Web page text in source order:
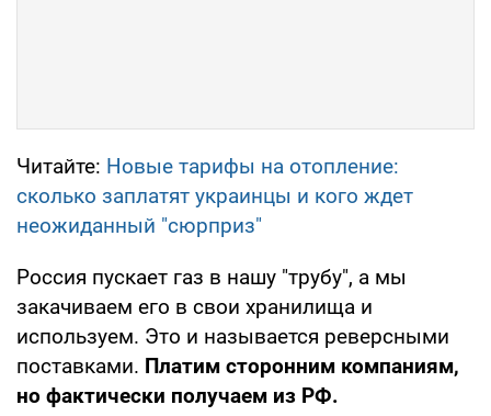
Читайте: Новые тарифы на отопление:
сколько заплатят украинцы и кого ждет
неожиданный "сюрприз"
Россия пускает газ в нашу "трубу", а мы
закачиваем его в свои хранилища и
используем. Это и называется реверсными
поставками. Платим сторонним компаниям,
но фактически получаем из РФ.